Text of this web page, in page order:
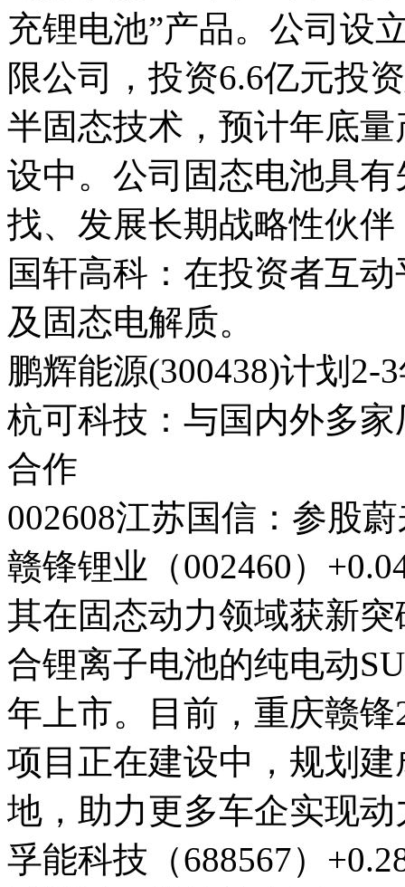
充锂电池”产品。公司设
限公司，投资6.6亿元投
半固态技术，预计年底
设中。公司固态电池具
找、发展长期战略性伙
国轩高科：在投资者互
及固态电解质。
鹏辉能源(300438)计划2-
杭可科技：与国内外多
合作
002608江苏国信：参股
赣锋锂业（002460）
其在固态动力领域获新
合锂离子电池的纯电动
年上市。目前，重庆赣
项目正在建设中，规划
地，助力更多车企实现
孚能科技（688567）